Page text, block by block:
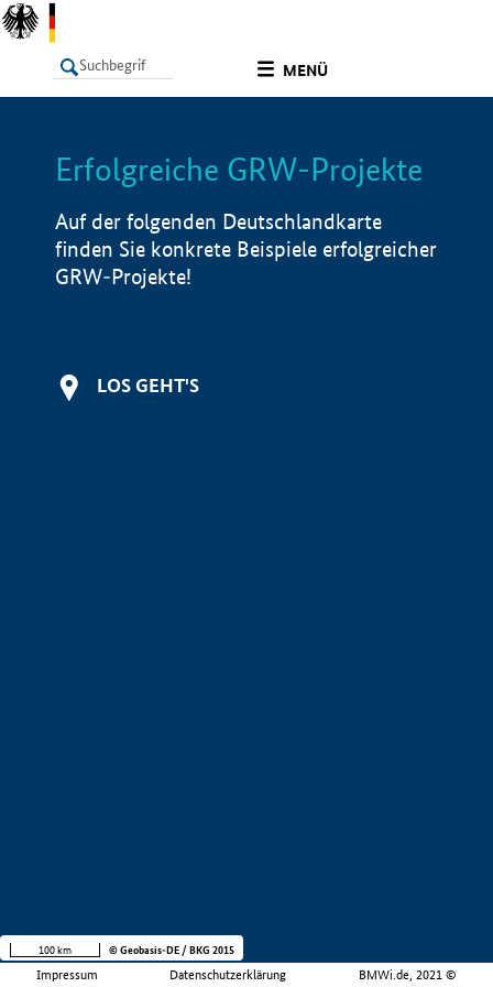
MENÜ
LISTE Info
Erfolgreiche GRW-Projekte
Auf der folgenden Deutschlandkarte
finden Sie konkrete Beispiele erfolgreicher
GRW-Projekte!
LOS GEHT'S
Impressum Datenschutzerklärung BMWi.de, 2021 ©
100 km © Geobasis-DE / BKG 2015